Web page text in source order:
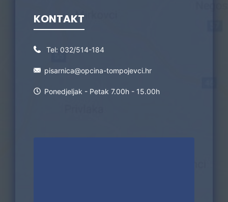
KONTAKT
Tel: 032/514-184
pisarnica@opcina-tompojevci.hr
Ponedjeljak - Petak 7.00h - 15.00h